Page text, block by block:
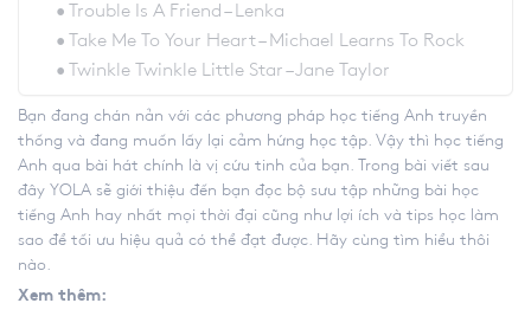
Trouble Is A Friend – Lenka
Take Me To Your Heart – Michael Learns To Rock
Twinkle Twinkle Little Star – Jane Taylor
Bạn đang chán nản với các phương pháp học tiếng Anh truyền
thống và đang muốn lấy lại cảm hứng học tập. Vậy thì học tiếng
Anh qua bài hát chính là vị cứu tinh của bạn. Trong bài viết sau
đây YOLA sẽ giới thiệu đến bạn đọc bộ sưu tập những bài học
tiếng Anh hay nhất mọi thời đại cũng như lợi ích và tips học làm
sao để tối ưu hiệu quả có thể đạt được. Hãy cùng tìm hiểu thôi
nào.
Xem thêm: